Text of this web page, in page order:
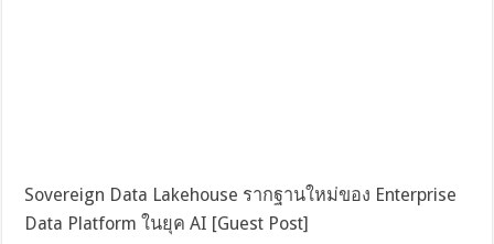
Sovereign Data Lakehouse รากฐานใหม่ของ Enterprise
Data Platform ในยุค AI [Guest Post]